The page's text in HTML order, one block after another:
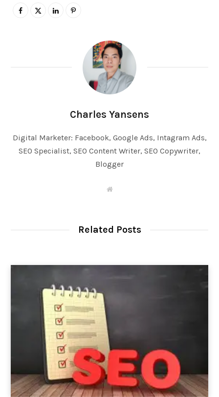
Charles Yansens
Digital Marketer: Facebook, Google Ads, Intagram Ads,
SEO Specialist, SEO Content Writer, SEO Copywriter,
Blogger
W
Related Posts